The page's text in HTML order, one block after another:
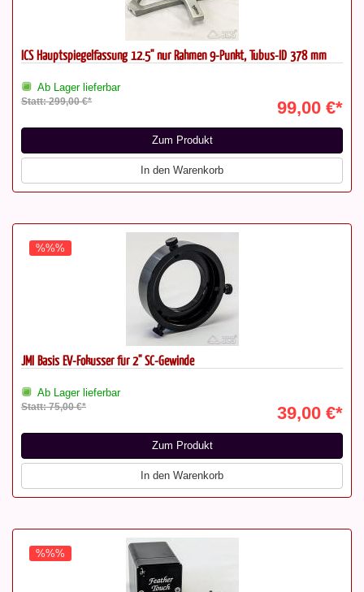
ICS Hauptspiegelfassung 12.5'' nur Rahmen 9-Punkt, Tubus-ID 378 mm
Ab Lager lieferbar
Statt: 299,00 €* 99,00 €*
Zum Produkt
In den Warenkorb
%%%
JMI Basis EV-Fokusser für 2" SC-Gewinde
Ab Lager lieferbar
Statt: 75,00 €* 39,00 €*
Zum Produkt
In den Warenkorb
%%%